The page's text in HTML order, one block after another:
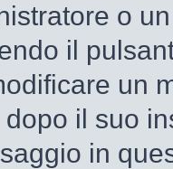
o
il
un
il suo
in